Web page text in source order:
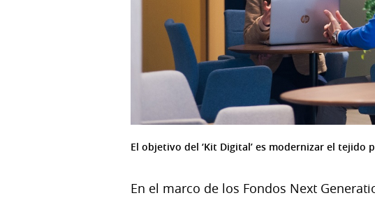
El objetivo del ‘Kit Digital’ es modernizar el
En el marco de los Fondos Next